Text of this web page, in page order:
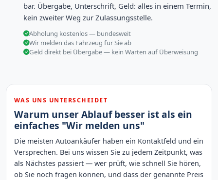
bar. Übergabe, Unterschrift, Geld: alles in einem Termin,
kein zweiter Weg zur Zulassungsstelle.
Abholung kostenlos — bundesweit
Wir melden das Fahrzeug für Sie ab
Geld direkt bei Übergabe — kein Warten auf Überweisung
WAS UNS UNTERSCHEIDET
Warum unser Ablauf besser ist als ein
einfaches "Wir melden uns"
Die meisten Autoankäufer haben ein Kontaktfeld und ein
Versprechen. Bei uns wissen Sie zu jedem Zeitpunkt, was
als Nächstes passiert — wer prüft, wie schnell Sie hören,
ob Sie noch fragen können, und dass der genannte Preis